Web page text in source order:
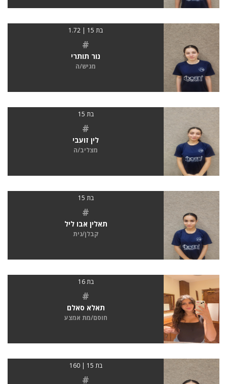
בת 15 | 1.72
#
נור תותרי
מגיש/ה
בת 15
#
לין זועבי
מצליב/ה
בת 15
#
תאלין אבו ליל
קבלן/נית
בת 16
#
תאלא סאלם
חוסם/מת אמצע
בת 15 | 160
#